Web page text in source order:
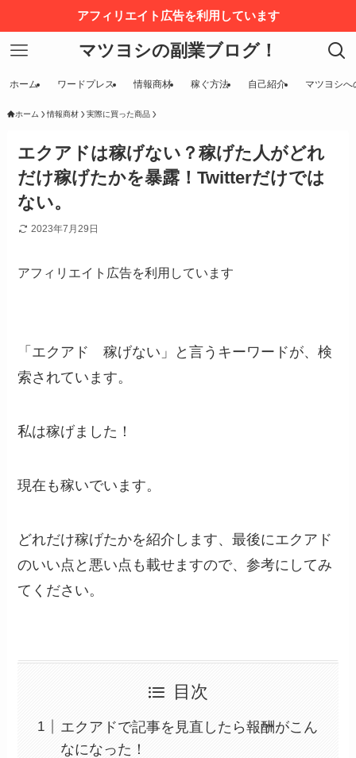
アフィリエイト広告を利用しています
マツヨシの副業ブログ！
ホーム ワードプレス 情報商材 稼ぐ方法 自己紹介 マツヨシへ
ホーム 情報商材 実際に買った商品
エクアドは稼げない？稼げた人がどれ
だけ稼げたかを暴露！Twitterだけでは
ない。
2023年7月29日
アフィリエイト広告を利用しています
「エクアド 稼げない」と言うキーワードが、検
索されています。
私は稼げました！
現在も稼いでいます。
どれだけ稼げたかを紹介します、最後にエクアド
のいい点と悪い点も載せますので、参考にしてみ
てください。
目次
エクアドで記事を見直したら報酬がこん
なになった！